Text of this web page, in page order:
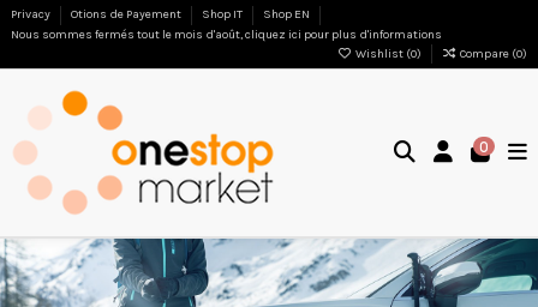
Privacy Otions de Payement Shop IT
Shop EN
Nous sommes fermés tout le mois d'août, cliquez ici pour plus d'informations
Wishlist (0) Compare (0)
0